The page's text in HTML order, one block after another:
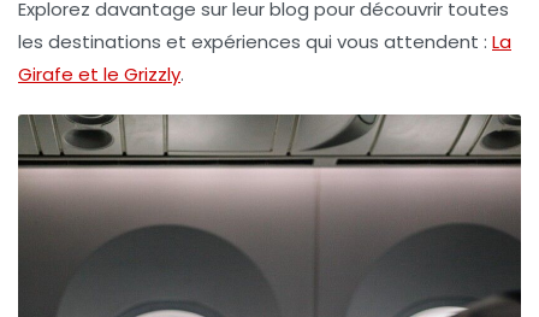
Explorez davantage sur leur blog pour découvrir toutes
les destinations et expériences qui vous attendent : La
Girafe et le Grizzly.